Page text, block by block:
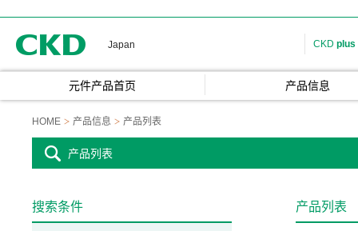
Japan CKD plus
元件产品首页 产品信息
HOME 产品信息 产品列表
产品列表
产品列表
搜索条件